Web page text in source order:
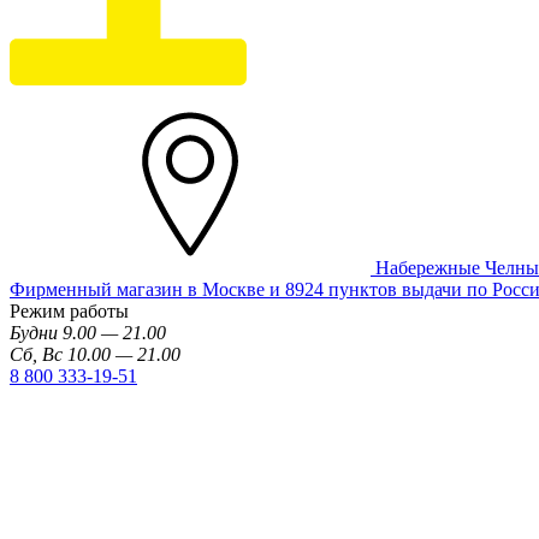
Набережные
Фирменный магазин в Москве и 8924 пунктов выдачи по
Режим работы
Будни 9.00 — 21.00
Сб, Вс 10.00 — 21.00
8 800 333-19-51